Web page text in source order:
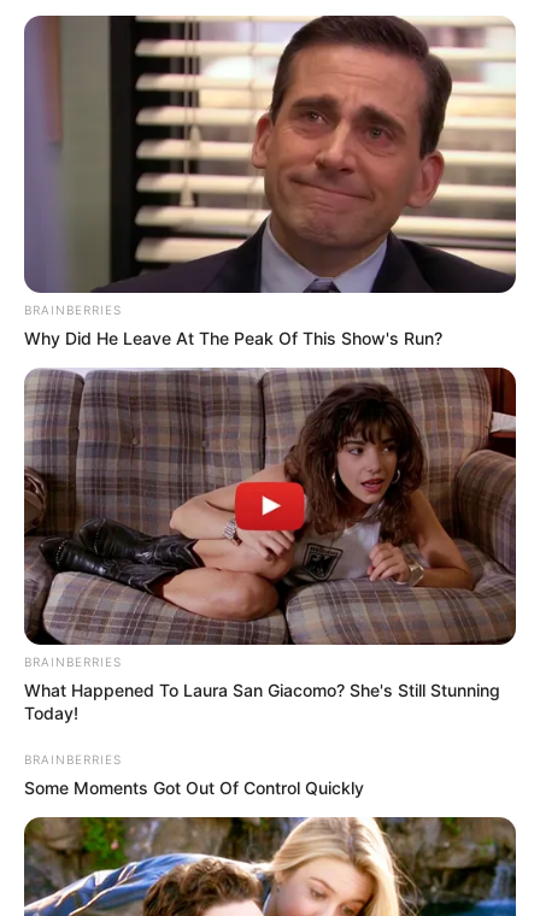
Η Moderna μηνύει τους
αντιπάλους της της Big
Pharma για τις
πατέντες εμβολίων
Η omertà της Covid
Ο Υπόγειος Πόλεμος είναι γεγονός.. Το
κυνήγι είναι σε εξέλιξη
Τετάρτη, 5 Οκτωβρίου 2022, 21:39
Ο Υπόγειος Πόλεμος είναι γεγονός.....
Κεντρικό Ισραηλιτικό
Συμβούλιο: Αντιδρά για την
προαγωγή της Παγουτέλη
στην αντιπροεδρία του...
ΑΠΟΚΑΛΥΨΗ ΤΩΡΑ. ΗΡΘΕ Η
ΩΡΑ ΤΩΝ ΓΗΙΝΩΝ
ΑΠΟΚΑΛΥΨΕΩΝ ΛΕΠΤΟ ΠΡΟΣ
ΛΕΠΤΟ. Ο...
BRAINBERRIES
Why Did He Leave At The Peak Of This Show's Run?
BRAINBERRIES
What Happened To Laura San Giacomo? She's Still Stunning
Today!
BRAINBERRIES
Some Moments Got Out Of Control Quickly